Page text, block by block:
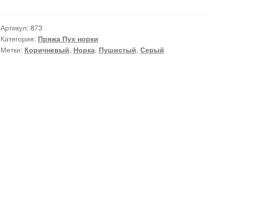
Артикул: 873
Категория: Пряжа Пух норки
Метки: Коричневый, Норка, Пушистый, Серый